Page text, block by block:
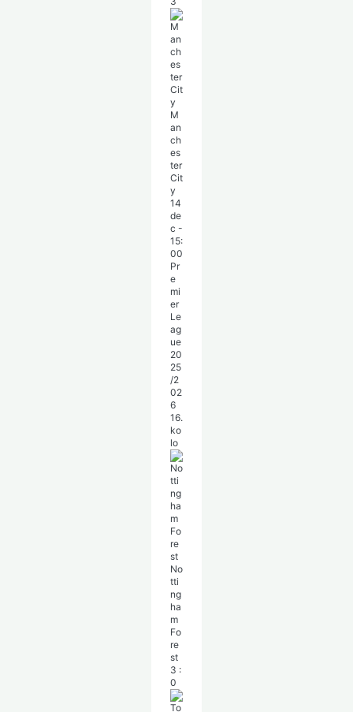
M
an
ch
es
ter
Cit
y
14
de
c -
15:
00
Pr
e
mi
er
Le
ag
ue
20
25
/2
02
6
16.
ko
lo
No
tti
ng
ha
m
Fo
re
st
3 :
0